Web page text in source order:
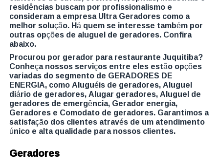
residências buscam por profissionalismo e
consideram a empresa Ultra Geradores como a
melhor solução. Há quem se interesse também por
outras opções de aluguel de geradores. Confira
abaixo.
Procurou por gerador para restaurante Juquitiba?
Conheça nossos serviços entre eles estão opções
variadas do segmento de GERADORES DE
ENERGIA, como Aluguéis de geradores, Aluguel
diário de geradores, Alugar geradores, Aluguel de
geradores de emergência, Gerador energia,
Geradores e Comodato de geradores. Garantimos a
satisfação dos clientes através de um atendimento
único e alta qualidade para nossos clientes.
Geradores